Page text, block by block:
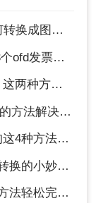
片格式？
片的方法！
够快速转换
您的问题！
紧学起来！
小妙招！
完成转换！